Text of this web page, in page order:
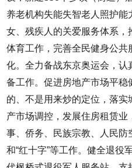
养老机构失能失智老人照护
女、残疾人的关爱服务体系
体育工作，完善全民健身公
化。全力备战东京奥运会，
备工作。促进房地产市场平
的、不是用来炒的定位，落
产市场调控，发展住房租赁
事、侨务、民族宗教、人民
和“红十字”等工作。健全退役